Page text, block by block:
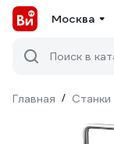
Москва
Поиск в
Главная / Станки